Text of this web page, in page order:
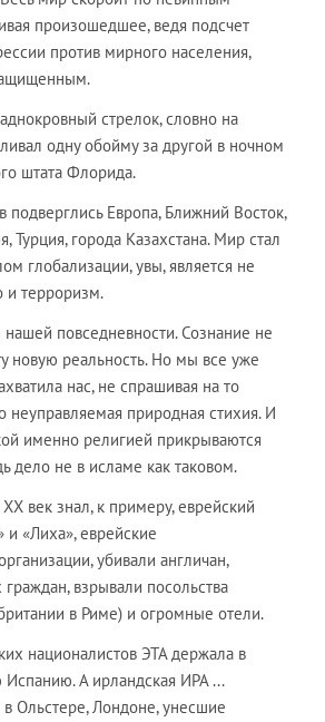
произошедшее, ведя подсчет
против мирного населения,
стрелок, словно на
одну обойму за другой в ночном
штата Флорида.
подверглись Европа, Ближний Восток,
Турция, города Казахстана. Мир стал
глобализации, увы, является не
и терроризм.
нашей повседневности. Сознание не
новую реальность. Но мы все уже
нас, не спрашивая на то
неуправляемая природная стихия. И
именно религией прикрываются
дело не в исламе как таковом.
век знал, к примеру, еврейский
и «Лиха», еврейские
убивали англичан,
взрывали посольства
в Риме) и огромные отели.
националистов ЭТА держала в
Испанию. А ирландская ИРА ...
Ольстере, Лондоне, унесшие